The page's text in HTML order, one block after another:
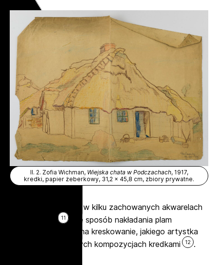
Il. 2. Zofia Wichman, Wiejska chata w Podczachach, 1917,
kredki, papier żeberkowy, 31,2 x 45,8 cm, zbiory prywatne.
Nie odnajdujemy go w kilku zachowanych akwarelach
11
, ale sposób nakładania plam
barwnych przypomina kreskowanie, jakiego artystka
używała w kolorowych kompozycjach kredkami
12 .